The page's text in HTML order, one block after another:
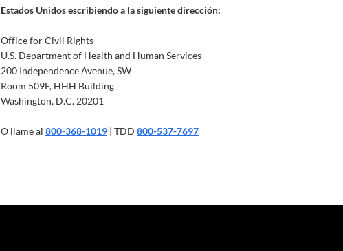
Estados Unidos escribiendo a la siguiente dirección:
Office for Civil Rights
U.S. Department of Health and Human Services
200 Independence Avenue, SW
Room 509F, HHH Building
Washington, D.C. 20201
O llame al 800-368-1019 | TDD 800-537-7697